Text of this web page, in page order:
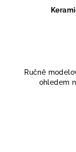
Ručně
ohledem